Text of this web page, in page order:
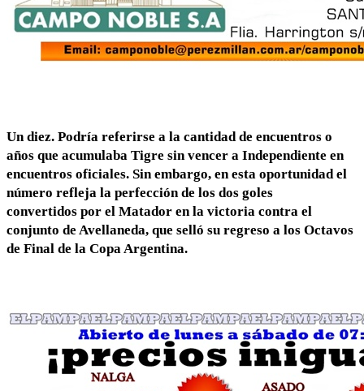
Un diez. Podría referirse a la cantidad de encuentros o
años que acumulaba Tigre sin vencer a Independiente en
encuentros oficiales. Sin embargo, en esta oportunidad el
número refleja la perfección de los dos goles
convertidos por el Matador en la victoria contra el
conjunto de Avellaneda, que selló su regreso a los Octavos
de Final de la Copa Argentina.